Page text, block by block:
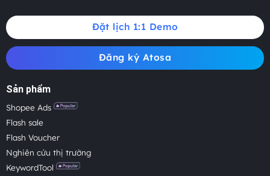
Đặt lịch 1:1 Demo
Đăng ký Atosa
Sản phẩm
Shopee Ads
Flash sale
Flash Voucher
Nghiên cứu thị trường
KeywordTool